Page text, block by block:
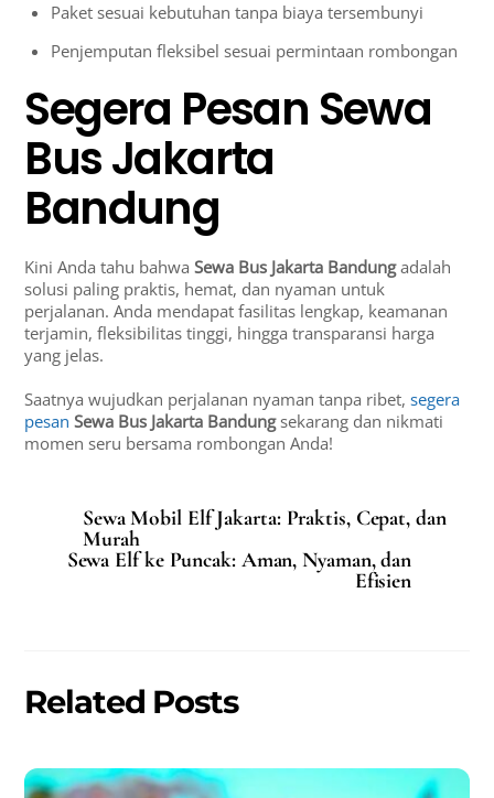
Paket sesuai kebutuhan tanpa biaya tersembunyi
Penjemputan fleksibel sesuai permintaan rombongan
Segera Pesan Sewa
Bus Jakarta
Bandung
Kini Anda tahu bahwaSewa Bus Jakarta Bandungadalah
solusi paling praktis, hemat, dan nyaman untuk
perjalanan. Anda mendapat fasilitas lengkap, keamanan
terjamin, fleksibilitas tinggi, hingga transparansi harga
yang jelas.
Saatnya wujudkan perjalanan nyaman tanpa ribet,segera
pesan Sewa Bus Jakarta Bandungsekarang dan nikmati
momen seru bersama rombongan Anda!
Sewa Mobil Elf Jakarta: Praktis, Cepat, dan
Murah
Sewa Elf ke Puncak: Aman, Nyaman, dan
Efisien
Related Posts